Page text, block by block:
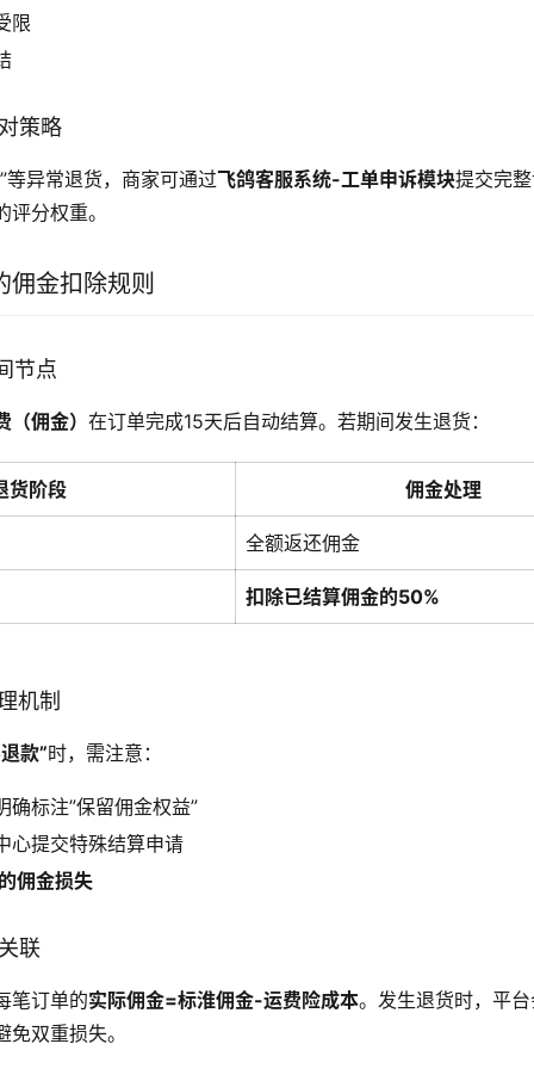
限
策略
等异常退货，商家可通过飞鸽客服系统-工单申诉模块提交完
分权重。
佣金扣除规则
节点
（佣金）在订单完成15天后自动结算。若期间发生退货：
货阶段 佣金处理
全额返还佣金
扣除已结算佣金的50%
机制
款”时，需注意：
确标注”保留佣金权益”
心提交特殊结算申请
佣金损失
联
笔订单的实际佣金=标淮佣金-运费险成本。发生退货时，平
双重损失。